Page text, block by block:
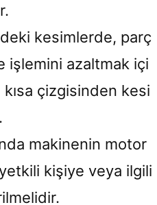
kesimlerde, parç
işlemini azaltmak içi
çizgisinden kesi
makinenin motor
kişiye veya ilgili